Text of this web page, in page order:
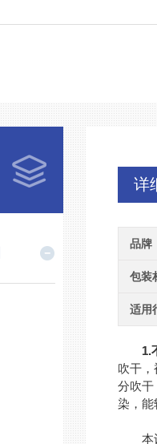
详
品牌
包装
适用
1.
吹干
分吹干
染，能
本设